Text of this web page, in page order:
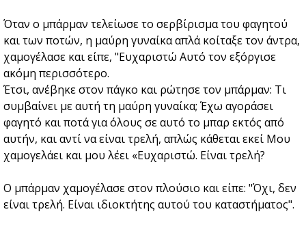
Όταν ο μπάρμαν τελείωσε το σερβίρισμα του φαγητού
και των ποτών, η μαύρη γυναίκα απλά κοίταξε τον άντρα,
χαμογέλασε και είπε, "Ευχαριστώ Αυτό τον εξόργισε
ακόμη περισσότερο.
Έτσι, ανέβηκε στον πάγκο και ρώτησε τον μπάρμαν: Τι
συμβαίνει με αυτή τη μαύρη γυναίκα; Έχω αγοράσει
φαγητό και ποτά για όλους σε αυτό το μπαρ εκτός από
αυτήν, και αντί να είναι τρελή, απλώς κάθεται εκεί Μου
χαμογελάει και μου λέει «Ευχαριστώ. Είναι τρελή?
Ο μπάρμαν χαμογέλασε στον πλούσιο και είπε: "Όχι, δεν
είναι τρελή. Είναι ιδιοκτήτης αυτού του καταστήματος".